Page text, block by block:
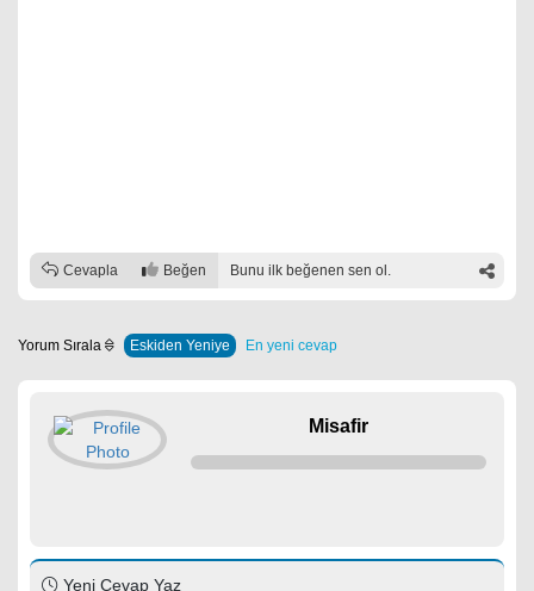
Cevapla Beğen Bunu ilk beğenen sen ol.
Yorum Sırala Eskiden Yeniye En yeni cevap
Misafir
Yeni Cevap Yaz